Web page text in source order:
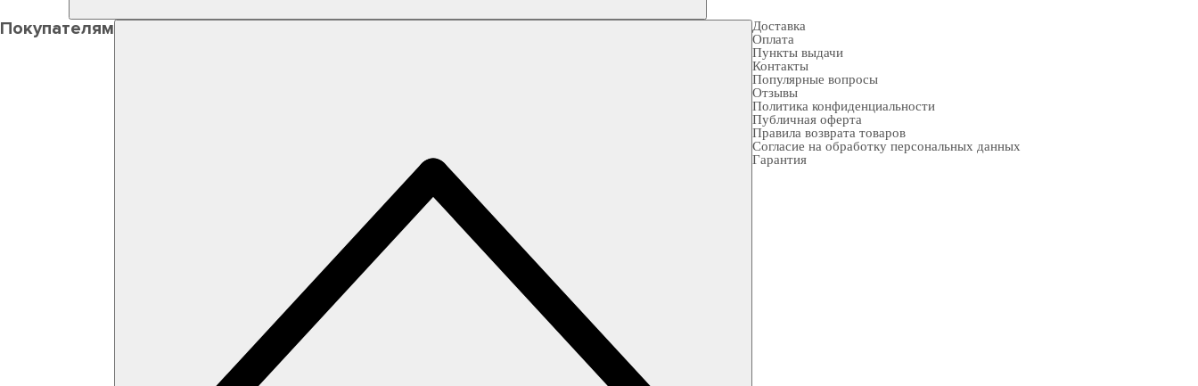
Покупателям
Доставка
Оплата
Пункты выдачи
Контакты
Популярные вопросы
Отзывы
Политика конфиденциальности
Публичная оферта
Правила возврата товаров
Согласие на обработку персональных данных
Гарантия